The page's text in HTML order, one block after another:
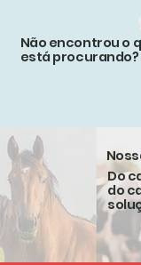
Não encontrou o
está procurando?
Do
do